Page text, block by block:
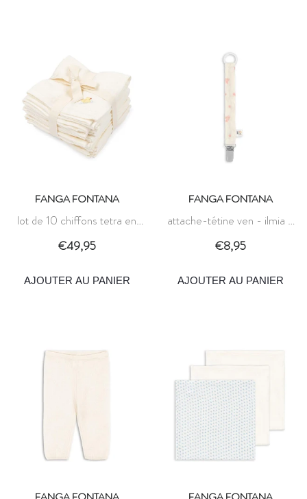
FANGA FONTANA
lot de 10 chiffons tetra en
mousseline nuvoli - blanc
antique - fanga fontana
€49,95
AJOUTER AU PANIER
FANGA FONTANA
attache-tétine ven - ilmia -
fanga fontana
€8,95
AJOUTER AU PANIER